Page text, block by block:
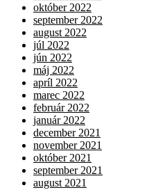
október 2022
september 2022
august 2022
júl 2022
jún 2022
máj 2022
apríl 2022
marec 2022
február 2022
január 2022
december 2021
november 2021
október 2021
september 2021
august 2021